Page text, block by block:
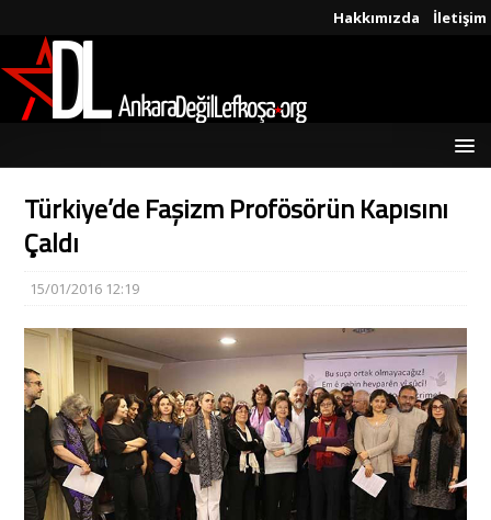
Hakkımızda İletişim
Türkiye’de Faşizm Profösörün Kapısını
Çaldı
15/01/2016 12:19